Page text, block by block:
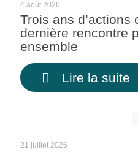
4 août 2026
Trois ans d’actions
dernière rencontre
ensemble
Lire la suite
21 juillet 2026